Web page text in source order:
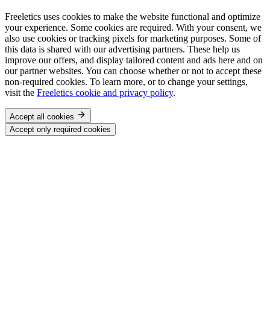
Freeletics uses cookies to make the website functional and optimize
your experience. Some cookies are required. With your consent, we
also use cookies or tracking pixels for marketing purposes. Some of
this data is shared with our advertising partners. These help us
improve our offers, and display tailored content and ads here and on
our partner websites. You can choose whether or not to accept these
non-required cookies. To learn more, or to change your settings,
visit the Freeletics cookie and privacy policy.
Accept all cookies
Accept only required cookies